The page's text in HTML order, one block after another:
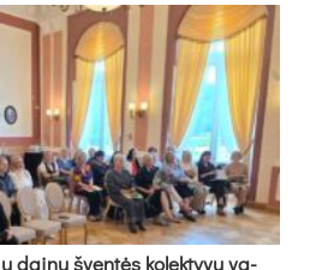
dai­nų šven­tės ko­lek­ty­vų va­